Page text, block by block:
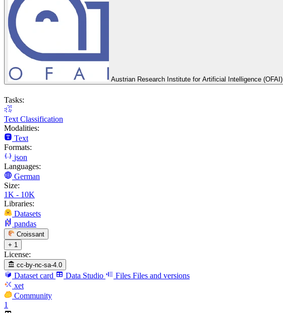
Austrian Research Institute for Artificial Intelligence (OFAI)
Tasks:
Text Classification
Modalities:
Text
Formats:
json
Languages:
German
Size:
1K - 10K
Libraries:
Datasets
pandas
Croissant
+ 1
License:
cc-by-nc-sa-4.0
Dataset card Data Studio Files Files and versions
xet
Community
1